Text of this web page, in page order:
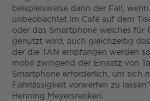
beispielsweise dann der Fall,
unbeobachtet im Café auf dem
oder das Smartphone welches für
genutzt wird, auch gleichzeitig
der die TAN empfangen werden
mobil zwingend der Einsatz von
Smartphone erforderlich, um sich
Fahrlässigkeit vorwerfen zu
Henning Meyersrenken.